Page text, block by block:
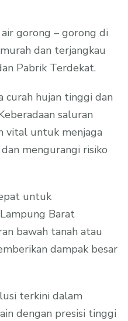
gorong – gorong di
dan terjangkau
Pabrik Terdekat.
curah hujan tinggi dan
saluran
vital untuk menjaga
mengurangi risiko
untuk
Barat
bawah tanah atau
dampak besar
terkini dalam
dengan presisi tinggi